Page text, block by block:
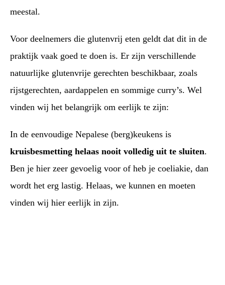
meestal.
Voor deelnemers die glutenvrij eten geldt dat dit in de
praktijk vaak goed te doen is. Er zijn verschillende
natuurlijke glutenvrije gerechten beschikbaar, zoals
rijstgerechten, aardappelen en sommige curry’s. Wel
vinden wij het belangrijk om eerlijk te zijn:
In de eenvoudige Nepalese (berg)keukens is
kruisbesmetting helaas nooit volledig uit te sluiten.
Ben je hier zeer gevoelig voor of heb je coeliakie, dan
wordt het erg lastig. Helaas, we kunnen en moeten
vinden wij hier eerlijk in zijn.